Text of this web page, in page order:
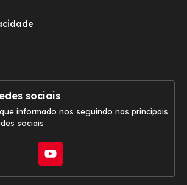
sociais
informado nos seguindo nas principais
sociais